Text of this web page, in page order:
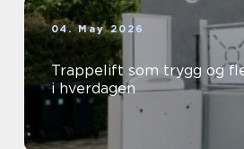
04. May 2026
Trappelift som trygg og
i hverdagen